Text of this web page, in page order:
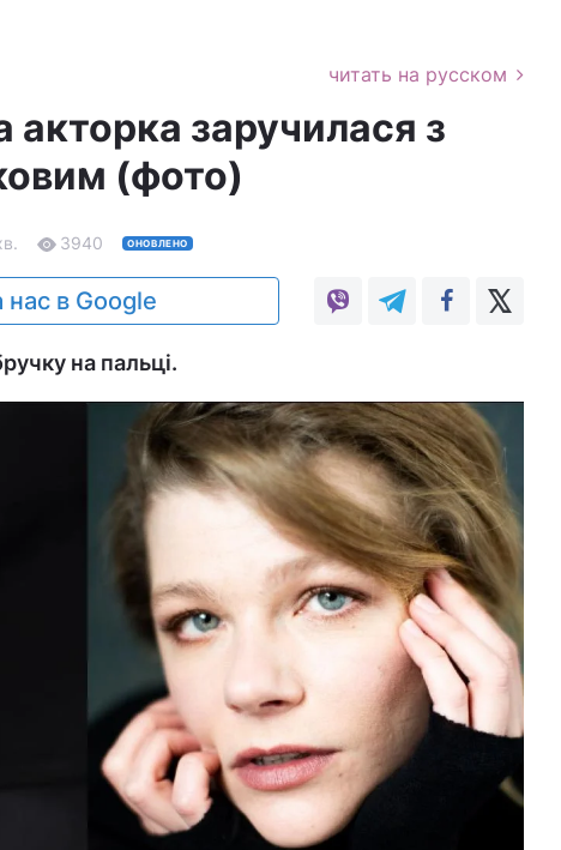
читать на русском
акторка заручилася з
(фото)
3940 ОНОВЛЕНО
нас в Google
на пальці.